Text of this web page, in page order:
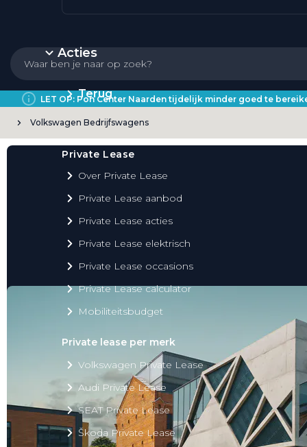
Acties
Terug
Private Lease
Over Private Lease
Private Lease aanbod
Private Lease acties
Private Lease elektrisch
Private Lease occasions
Private Lease calculator
Mobiliteitsbudget
Private lease per merk
Volkswagen Private Lease
Audi Private Lease
SEAT Private Lease
Škoda Private Lease
LET OP: Pon Center Naarden tijdelijk minder goed te
Volkswagen Bedrijfswagens